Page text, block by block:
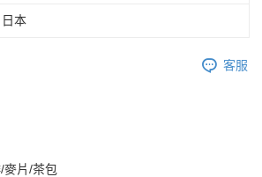
日本
客服
麥片/茶包